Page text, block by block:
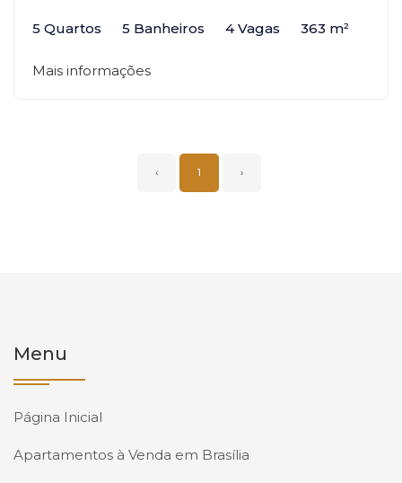
5 Quartos 5 Banheiros 4 Vagas 363 m²
Mais informações
‹ 1 ›
Menu
Página Inicial
Apartamentos à Venda em Brasília